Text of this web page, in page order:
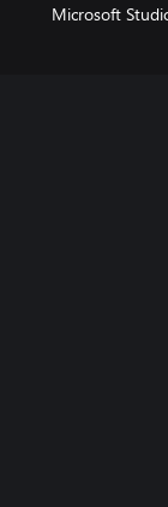
Microsoft